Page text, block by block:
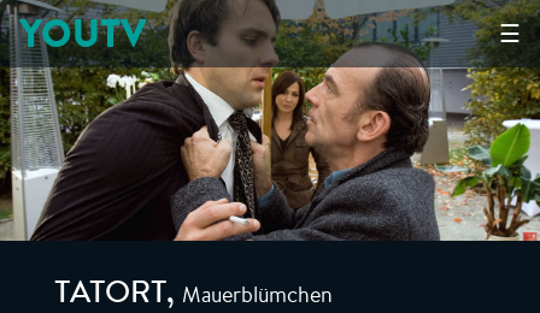
☰
YOUTV
TATORT, Mauerblümchen